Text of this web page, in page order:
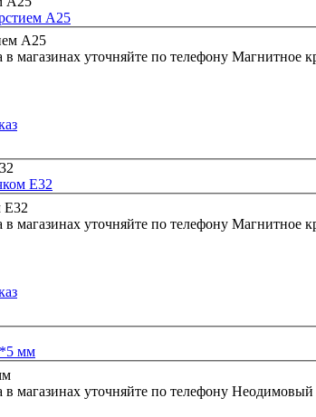
А25
в магазинах уточняйте по телефону Магнитное
E32
в магазинах уточняйте по телефону Магнитное
мм
в магазинах уточняйте по телефону Неодимовый